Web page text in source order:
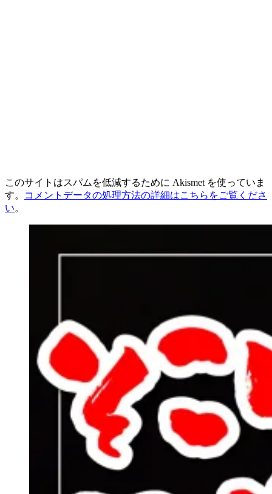
このサイトはスパムを低減するために Akismet を使っていま
す。
コメントデータの処理方法の詳細はこちらをご覧くださ
い。